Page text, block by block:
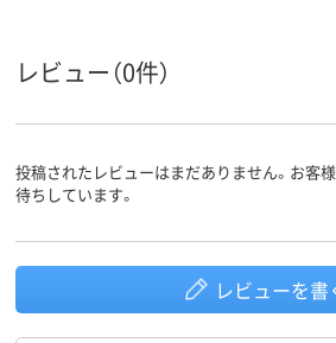
50×15ｍｍ
種類 スタンダード
アスクル
商品環境
55 75
レビュー（0件）
投稿されたレビューはまだありません。お客
待ちしています。
レビューを書